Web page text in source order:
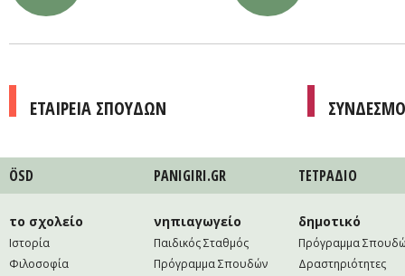
ΕΤΑΙΡΕΙΑ ΣΠΟΥΔΩΝ
ÖSD PANIGIRI.GR ΤΕΤΡAΔΙΟ
το σχολείο
Ιστορία
Φιλοσοφία
νηπιαγωγείο
Παιδικός Σταθμός
Πρόγραμμα Σπουδών
δημοτικό
Πρόγραμμα
Δραστηριότητες